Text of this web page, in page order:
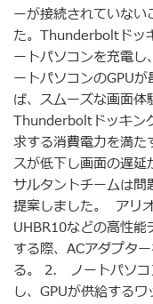
ーが接続されていな
た。Thunderboltドッ
ートパソコンを充電
ートパソコンのGPU
ば、スムーズな画面体
Thunderboltドッキン
求する消費電力を満た
スが低下し画面の遅延
サルタントチームは
提案しました。 アリ
UHBR10などの高性
する際、ACアダプタ
る。 2. ノートパソコ
し、GPUが供給する